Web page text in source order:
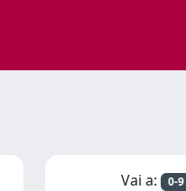
Vai a: 0-9